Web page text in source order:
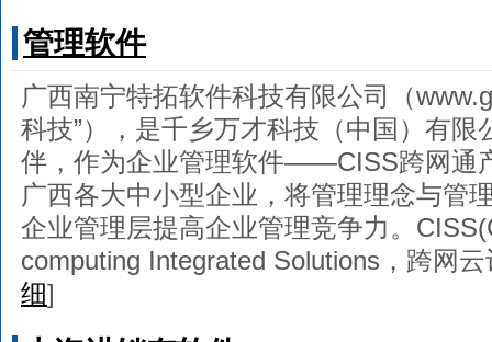
管理软件
广西南宁特拓软件科技有限公司（
科技”），是千乡万才科技（中国）有限
伴，作为企业管理软件——CISS跨网通
广西各大中小型企业，将管理理念与管
企业管理层提高企业管理竞争力。
computing Integrated Solutions，跨网
细]